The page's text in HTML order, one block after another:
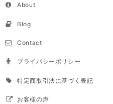
About
Blog
Contact
プライバシーポリシー
特定商取引法に基づく表記
お客様の声